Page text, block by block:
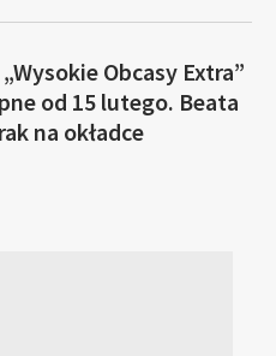
Obcasy Extra”
od 15 lutego. Beata
na okładce